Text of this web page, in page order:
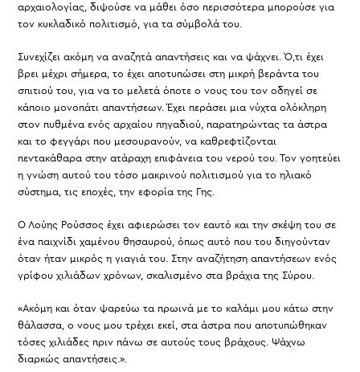
αρχαιολογίας, διψούσε να μάθει όσο περισσότερα μπορούσε για
τον κυκλαδικό πολιτισμό, για τα σύμβολά του.
Συνεχίζει ακόμη να αναζητά απαντήσεις και να ψάχνει. Ό,τι έχει
βρει μέχρι σήμερα, το έχει αποτυπώσει στη μικρή βεράντα του
σπιτιού του, για να το μελετά όποτε ο νους του τον οδηγεί σε
κάποιο μονοπάτι απαντήσεων. Έχει περάσει μια νύχτα ολόκληρη
στον πυθμένα ενός αρχαίου πηγαδιού, παρατηρώντας τα άστρα
και το φεγγάρι που μεσουρανούν, να καθρεφτίζονται
πεντακάθαρα στην ατάραχη επιφάνεια του νερού του. Τον γοητεύει
η γνώση αυτού του τόσο μακρινού πολιτισμού για το ηλιακό
σύστημα, τις εποχές, την εφορία της Γης.
Ο Λούης Ρούσσος έχει αφιερώσει τον εαυτό και την σκέψη του σε
ένα παιχνίδι χαμένου θησαυρού, όπως αυτό που του διηγούνταν
όταν ήταν μικρός η γιαγιά του. Στην αναζήτηση απαντήσεων ενός
γρίφου χιλιάδων χρόνων, σκαλισμένο στα βράχια της Σύρου.
«Ακόμη και όταν ψαρεύω τα πρωινά με το καλάμι μου κάτω στην
θάλασσα, ο νους μου τρέχει εκεί, στα άστρα που αποτυπώθηκαν
τόσες χιλιάδες πριν πάνω σε αυτούς τους βράχους. Ψάχνω
διαρκώς απαντήσεις.».